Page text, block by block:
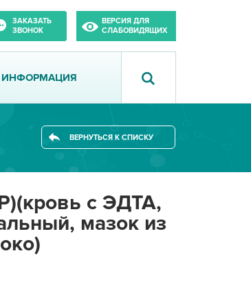
ЗАКАЗАТЬ
ЗВОНОК
ВЕРСИЯ ДЛЯ
СЛАБОВИДЯЩИХ
ИНФОРМАЦИЯ
ВЕРНУТЬСЯ К СПИСКУ
с ЭДТА,
мазок из